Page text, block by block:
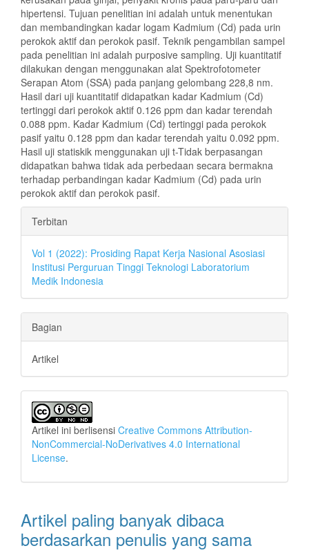
hipertensi. Tujuan penelitian ini adalah untuk menentukan
dan membandingkan kadar logam Kadmium (Cd) pada urin
perokok aktif dan perokok pasif. Teknik pengambilan sampel
pada penelitian ini adalah purposive sampling. Uji kuantitatif
dilakukan dengan menggunakan alat Spektrofotometer
Serapan Atom (SSA) pada panjang gelombang 228,8 nm.
Hasil dari uji kuantitatif didapatkan kadar Kadmium (Cd)
tertinggi dari perokok aktif 0.126 ppm dan kadar terendah
0.088 ppm. Kadar Kadmium (Cd) tertinggi pada perokok
pasif yaitu 0.128 ppm dan kadar terendah yaitu 0.092 ppm.
Hasil uji statiskik menggunakan uji t-Tidak berpasangan
didapatkan bahwa tidak ada perbedaan secara bermakna
terhadap perbandingan kadar Kadmium (Cd) pada urin
perokok aktif dan perokok pasif.
Rincian
Artikel
Terbitan
Vol 1 (2022): Prosiding Rapat Kerja Nasional Asosiasi
Institusi Perguruan Tinggi Teknologi Laboratorium
Medik Indonesia
Bagian
Artikel
Artikel ini berlisensi Creative Commons Attribution-
NonCommercial-NoDerivatives 4.0 International
License.
Artikel paling banyak dibaca
berdasarkan penulis yang sama